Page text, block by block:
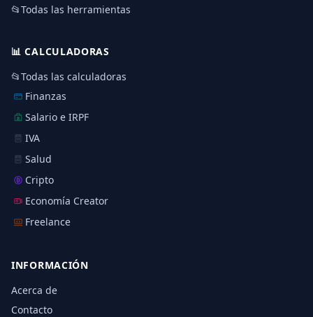
📂Todas las herramientas
📊CALCULADORAS
📂Todas las calculadoras
Finanzas
Salario e IRPF
IVA
Salud
Cripto
Economía Creator
Freelance
INFORMACIÓN
Acerca de
Contacto